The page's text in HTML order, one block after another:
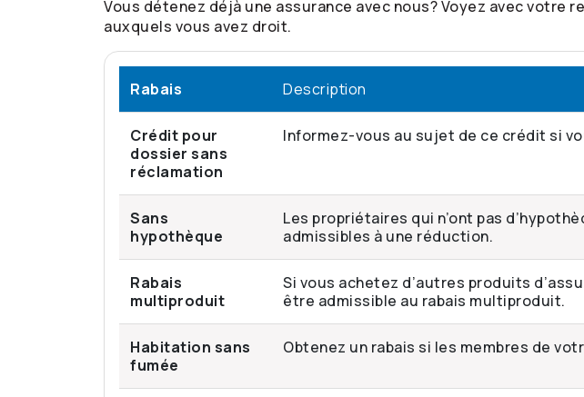
Vous détenez déjà une assurance avec nous? Voyez avec
auxquels vous avez droit.
Rabais Description
Crédit pour
dossier sans
réclamation
Informez-vous au sujet de ce crédit si
Sans
hypothèque
Les propriétaires qui n’ont pas
admissibles à une réduction.
Rabais
multiproduit
Si vous achetez d’autres produits
être admissible au rabais multiproduit.
Habitation sans
fumée
Obtenez un rabais si les membres de